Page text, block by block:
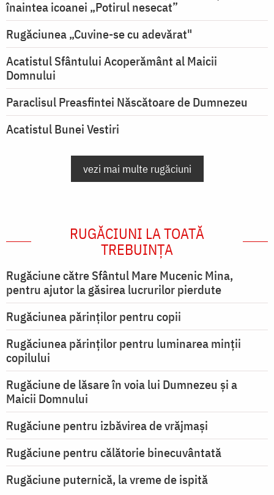
înaintea icoanei „Potirul nesecat”
Rugăciunea „Cuvine-se cu adevărat"
Acatistul Sfântului Acoperământ al Maicii
Domnului
Paraclisul Preasfintei Născătoare de Dumnezeu
Acatistul Bunei Vestiri
vezi mai multe rugăciuni
RUGĂCIUNI LA TOATĂ
TREBUINȚA
Rugăciune către Sfântul Mare Mucenic Mina,
pentru ajutor la găsirea lucrurilor pierdute
Rugăciunea părinților pentru copii
Rugăciunea părinților pentru luminarea minţii
copilului
Rugăciune de lăsare în voia lui Dumnezeu şi a
Maicii Domnului
Rugăciune pentru izbăvirea de vrăjmași
Rugăciune pentru călătorie binecuvântată
Rugăciune puternică, la vreme de ispită